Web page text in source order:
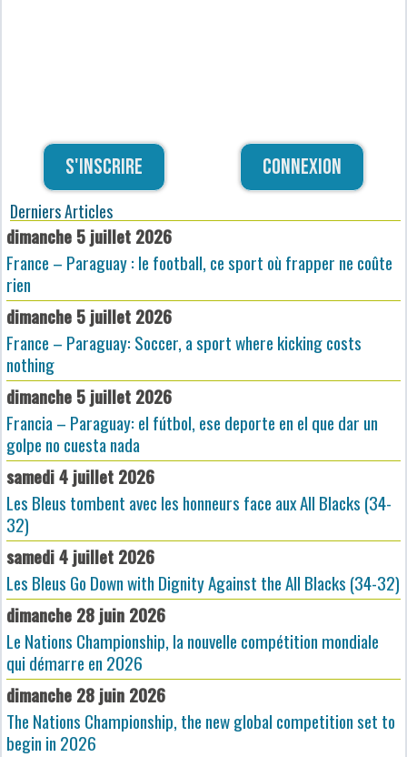
S'inscrire Connexion
Derniers Articles
dimanche 5 juillet 2026
France – Paraguay : le football, ce sport où frapper ne coûte
rien
dimanche 5 juillet 2026
France – Paraguay: Soccer, a sport where kicking costs
nothing
dimanche 5 juillet 2026
Francia – Paraguay: el fútbol, ese deporte en el que dar un
golpe no cuesta nada
samedi 4 juillet 2026
Les Bleus tombent avec les honneurs face aux All Blacks (34-
32)
samedi 4 juillet 2026
Les Bleus Go Down with Dignity Against the All Blacks (34-32)
dimanche 28 juin 2026
Le Nations Championship, la nouvelle compétition mondiale
qui démarre en 2026
dimanche 28 juin 2026
The Nations Championship, the new global competition set to
begin in 2026